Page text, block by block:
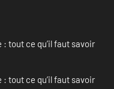
: tout ce qu’il faut savoir
: tout ce qu’il faut savoir